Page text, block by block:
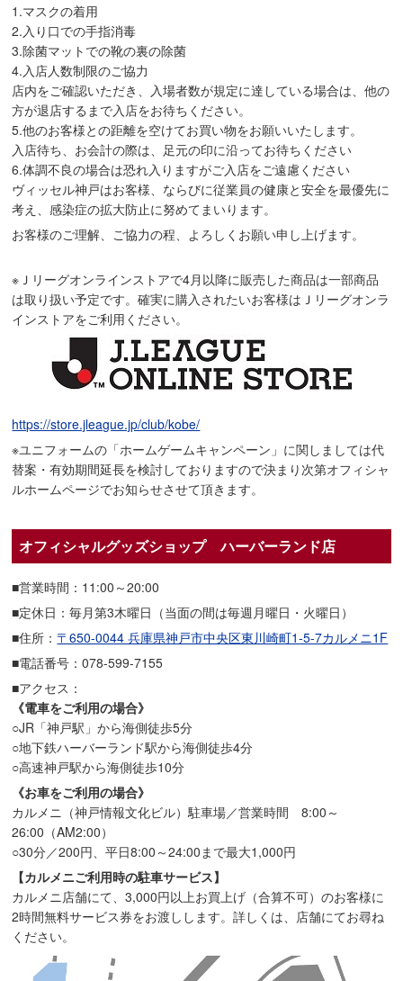
1.マスクの着用
2.入り口での手指消毒
3.除菌マットでの靴の裏の除菌
4.入店人数制限のご協力
店内をご確認いただき、入場者数が規定に達している場合は、他の
方が退店するまで入店をお待ちください。
5.他のお客様との距離を空けてお買い物をお願いいたします。
入店待ち、お会計の際は、足元の印に沿ってお待ちください
6.体調不良の場合は恐れ入りますがご入店をご遠慮ください
ヴィッセル神戸はお客様、ならびに従業員の健康と安全を最優先に
考え、感染症の拡大防止に努めてまいります。
お客様のご理解、ご協力の程、よろしくお願い申し上げます。
※Ｊリーグオンラインストアで4月以降に販売した商品は一部商品
は取り扱い予定です。確実に購入されたいお客様はＪリーグオンラ
インストアをご利用ください。
https://store.jleague.jp/club/kobe/
※ユニフォームの「ホームゲームキャンペーン」に関しましては代
替案・有効期間延長を検討しておりますので決まり次第オフィシャ
ルホームページでお知らせさせて頂きます。
オフィシャルグッズショップ ハーバーランド店
■営業時間：11:00～20:00
■定休日：毎月第3木曜日（当面の間は毎週月曜日・火曜日）
■住所： 〒650-0044 兵庫県神戸市中央区東川崎町1-5-7カルメニ1F
■電話番号：078-599-7155
■アクセス：
《電車をご利用の場合》
○JR「神戸駅」から海側徒歩5分
○地下鉄ハーバーランド駅から海側徒歩4分
○高速神戸駅から海側徒歩10分
《お車をご利用の場合》
カルメニ（神戸情報文化ビル）駐車場／営業時間 8:00～
26:00（AM2:00）
○30分／200円、平日8:00～24:00まで最大1,000円
【カルメニご利用時の駐車サービス】
カルメニ店舗にて、3,000円以上お買上げ（合算不可）のお客様に
2時間無料サービス券をお渡しします。詳しくは、店舗にてお尋ね
ください。